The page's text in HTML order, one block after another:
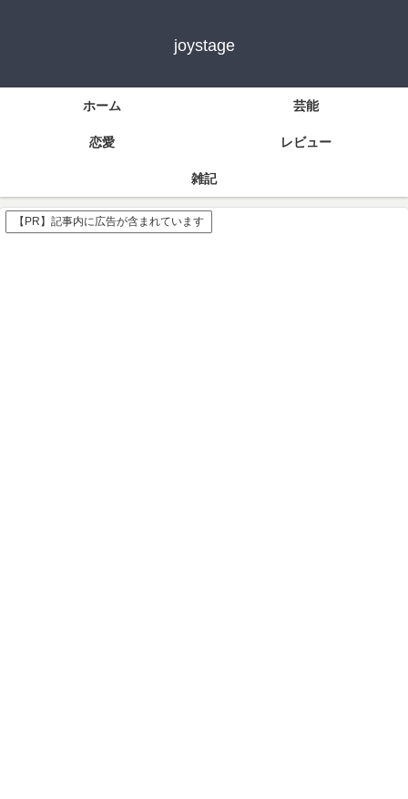
joystage
ホーム 芸能
恋愛 レビュー
雑記
【PR】記事内に広告が含まれています